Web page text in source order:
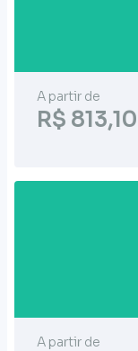
A partir de
R$ 813,10
A partir de